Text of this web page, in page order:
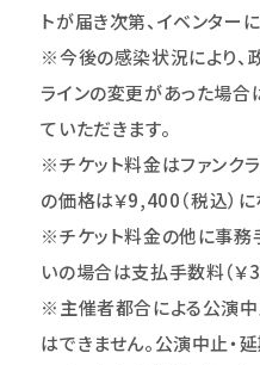
トが届き次第、イベンター
※今後の感染状況により、
ラインの変更があった場合
ていただきます。
※チケット料金はファンク
の価格は￥9,400（税込）に
※チケット料金の他に事務
いの場合は支払手数料（￥
※主催者都合による公演中
はできません。公演中止・